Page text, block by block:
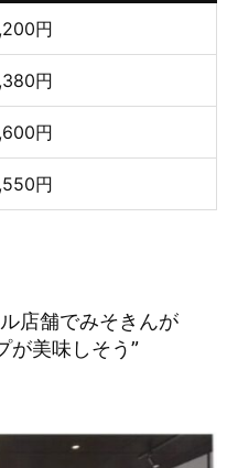
円
円
円
円
店舗でみそきんが
が美味しそう”